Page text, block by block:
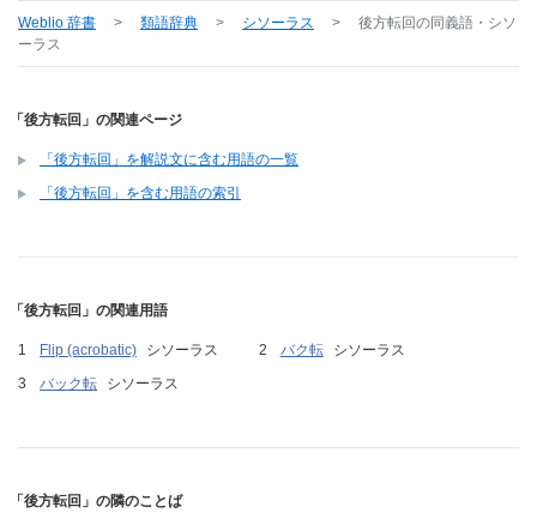
Weblio 辞書 > 類語辞典 > シソーラス > 後方転回の同義語・シソ
ーラス
「後方転回」の関連ページ
「後方転回」を解説文に含む用語の一覧
「後方転回」を含む用語の索引
「後方転回」の関連用語
Flip (acrobatic) シソーラス バク転
シソーラス
バック転
シソーラス
「後方転回」の隣のことば